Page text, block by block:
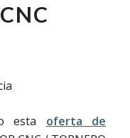
esta oferta de